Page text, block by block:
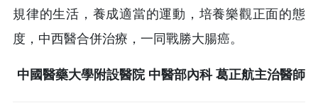
規律的生活，養成適當的運動，培養樂觀正面的態
度，中西醫合併治療，一同戰勝大腸癌。
中國醫藥大學附設醫院 中醫部內科 葛正航主治醫師